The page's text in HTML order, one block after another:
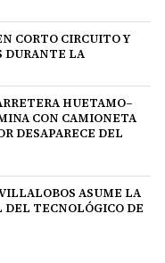
CORTO CIRCUITO Y
DURANTE LA
HUETAMO–
CON CAMIONETA
DESAPARECE DEL
ASUME LA
DEL TECNOLÓGICO DE